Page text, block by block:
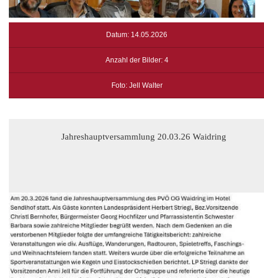
Datum: 14.05.2026
Anzahl der Bilder: 4
Foto: Jell Walter
Jahreshauptversammlung 20.03.26 Waidring